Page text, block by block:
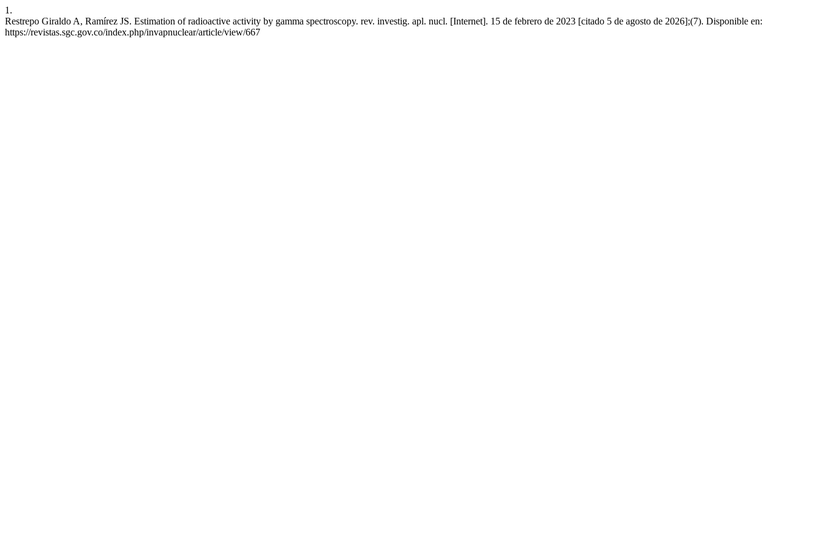
1.
Restrepo Giraldo A, Ramírez JS. Estimation of radioactive activity by gamma spectroscopy. rev. investig. apl. nucl. [Internet]. 15 de febrero de 2023 [citado 5 de agosto de 2026];(7). Disponible en:
https://revistas.sgc.gov.co/index.php/invapnuclear/article/view/667